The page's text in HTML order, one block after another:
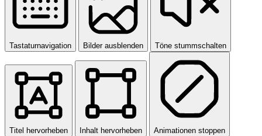
Tastaturnavigation Bilder ausblenden Töne stummschalten
Titel hervorheben Inhalt hervorheben Animationen stoppen